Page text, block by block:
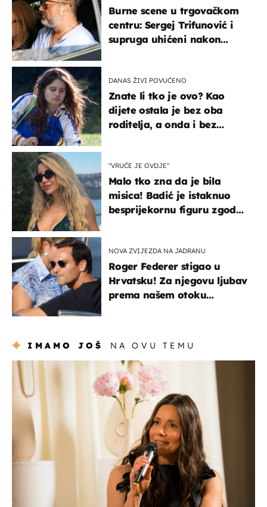
Burne scene u trgovačkom
centru: Sergej Trifunović i
supruga uhićeni nakon
DANAS ŽIVI POVUČENO
Znate li tko je ovo? Kao
dijete ostala je bez oba
roditelja, a onda i bez
"VRUĆE JE OVDJE"
Malo tko zna da je bila
misica! Badić je istaknuo
besprijekornu figuru zgodne
NOVA ZVIJEZDA NA JADRANU
Roger Federer stigao u
Hrvatsku! Za njegovu ljubav
prema našem otoku
IMAMO JOŠ NA OVU TEMU
moda & ljepota